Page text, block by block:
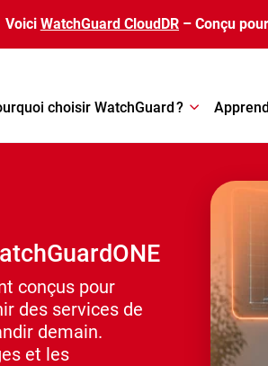
Voici WatchGuard CloudDR – Conçu
choisir WatchGuard ?
conçus pour
des services de
demain.
et les